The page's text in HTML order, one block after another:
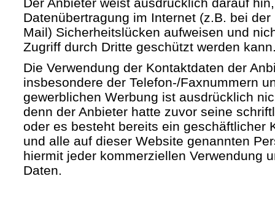
Datenübertragung im Internet (z.B. bei
Mail) Sicherheitslücken aufweisen und
Zugriff durch Dritte geschützt werden
Die Verwendung der Kontaktdaten der
insbesondere der Telefon-/Faxnummern
gewerblichen Werbung ist ausdrücklich
denn der Anbieter hatte zuvor seine
oder es besteht bereits ein geschäftlicher
und alle auf dieser Website genannten
hiermit jeder kommerziellen Verwendung
Daten.